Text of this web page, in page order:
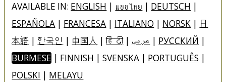
AVAILABLE IN: ENGLISH | แบบไทย | DEUTSCH |
ESPAÑOLA | FRANCESA | ITALIANO | NORSK | 日
本語 | 한국인 | 中国人 |हिंदी| عربي | РУССКИЙ |
BURMESE | FINNISH |SVENSKA | PORTUGUÊS |
POLSKI | MELAYU